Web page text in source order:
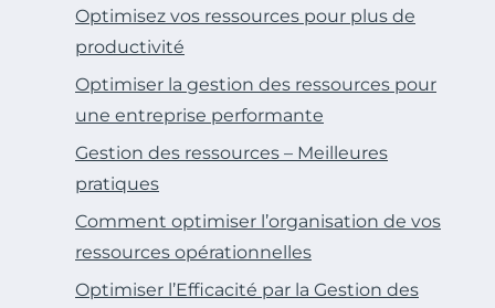
Optimisez vos ressources pour plus de
productivité
Optimiser la gestion des ressources pour
une entreprise performante
Gestion des ressources – Meilleures
pratiques
Comment optimiser l’organisation de vos
ressources opérationnelles
Optimiser l’Efficacité par la Gestion des